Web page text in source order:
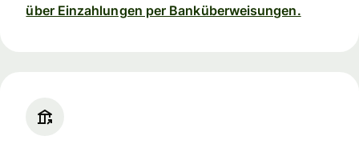
über Einzahlungen per Banküberweisungen.